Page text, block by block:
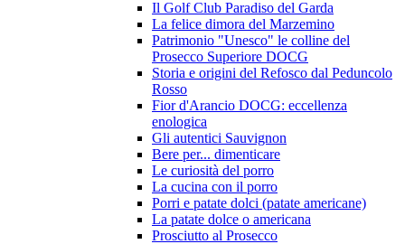
Il Golf Club Paradiso del Garda
La felice dimora del Marzemino
Patrimonio "Unesco" le colline del
Prosecco Superiore DOCG
Storia e origini del Refosco dal Peduncolo
Rosso
Fior d'Arancio DOCG: eccellenza
enologica
Gli autentici Sauvignon
Bere per... dimenticare
Le curiosità del porro
La cucina con il porro
Porri e patate dolci (patate americane)
La patate dolce o americana
Prosciutto al Prosecco